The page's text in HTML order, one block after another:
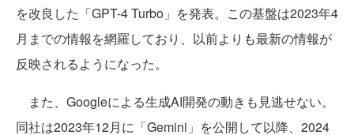
を改良した「GPT-4 Turbo」を発表。この基盤は2023年4
月までの情報を網羅しており、以前よりも最新の情報が
反映されるようになった。
また、Googleによる生成AI開発の動きも見逃せない。
同社は2023年12月に「Gemini」を公開して以降、2024